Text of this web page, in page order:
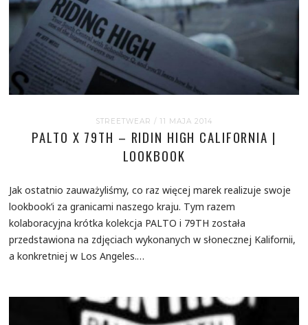
STREETWEAR / 11 MAJA 2014
PALTO X 79TH – RIDIN HIGH CALIFORNIA |
LOOKBOOK
Jak ostatnio zauważyliśmy, co raz więcej marek realizuje swoje
lookbook’i za granicami naszego kraju. Tym razem
kolaboracyjna krótka kolekcja PALTO i 79TH została
przedstawiona na zdjęciach wykonanych w słonecznej Kalifornii,
a konkretniej w Los Angeles.…